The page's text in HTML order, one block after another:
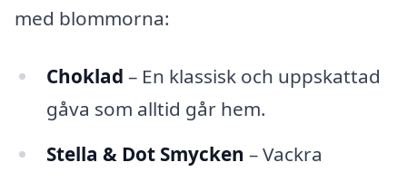
med blommorna:
Choklad – En klassisk och uppskattad
gåva som alltid går hem.
Stella & Dot Smycken – Vackra